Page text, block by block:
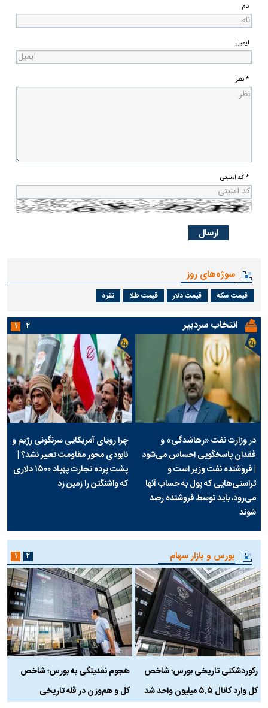
نام
ایمیل
* نظر
* کد امنیتی
سوژه‌های روز
قیمت سکه قیمت دلار قیمت طلا نقره
انتخاب سردبیر
در وزارت نفت «رهاشدگی» و
فقدان پاسخگویی احساس می‌شود
| فروشنده نفت وزیر است و
تراستی‌هایی که پول به حساب آنها
می‌رود، باید توسط فروشنده رصد
شوند
چرا رویای آمریکایی سرنگونی رژیم و
نابودی محور مقاومت تعبیر نشد؟ |
پشت پرده تجارت پهپاد‌ ۱۵۰۰ دلاری
که واشنگتن را زمین زد
۱ ۲
بورس و بازار سهام
رکوردشکنی تاریخی بورس؛ شاخص
کل وارد کانال ۵.۵ میلیون واحد شد
هجوم نقدینگی به بورس؛ شاخص
کل و هم‌وزن در قله تاریخی
۱ ۲